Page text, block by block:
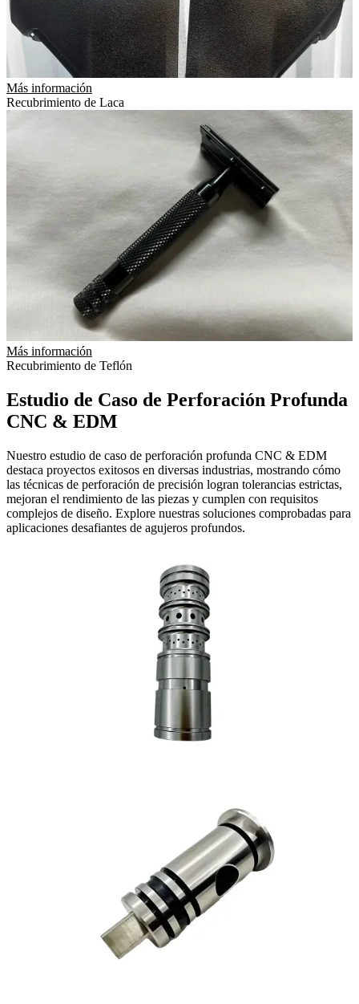
Más información
Recubrimiento de Laca
Más información
Recubrimiento de Teflón
Estudio de Caso de Perforación Profunda
CNC & EDM
Nuestro estudio de caso de perforación profunda CNC & EDM
destaca proyectos exitosos en diversas industrias, mostrando cómo
las técnicas de perforación de precisión logran tolerancias estrictas,
mejoran el rendimiento de las piezas y cumplen con requisitos
complejos de diseño. Explore nuestras soluciones comprobadas para
aplicaciones desafiantes de agujeros profundos.